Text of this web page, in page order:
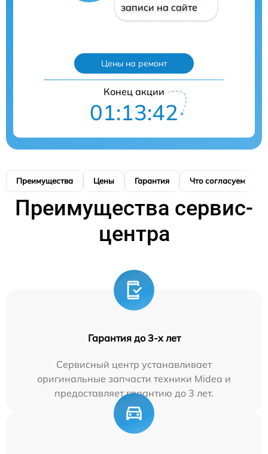
записи на сайте
Цены на ремонт
Конец акции
01:13:41
Преимущества Цены Гарантия Что согласуем
Преимущества сервис-
центра
Гарантия до 3-х лет
Сервисный центр устанавливает
оригинальные запчасти техники Midea и
предоставляет гарантию до 3 лет.